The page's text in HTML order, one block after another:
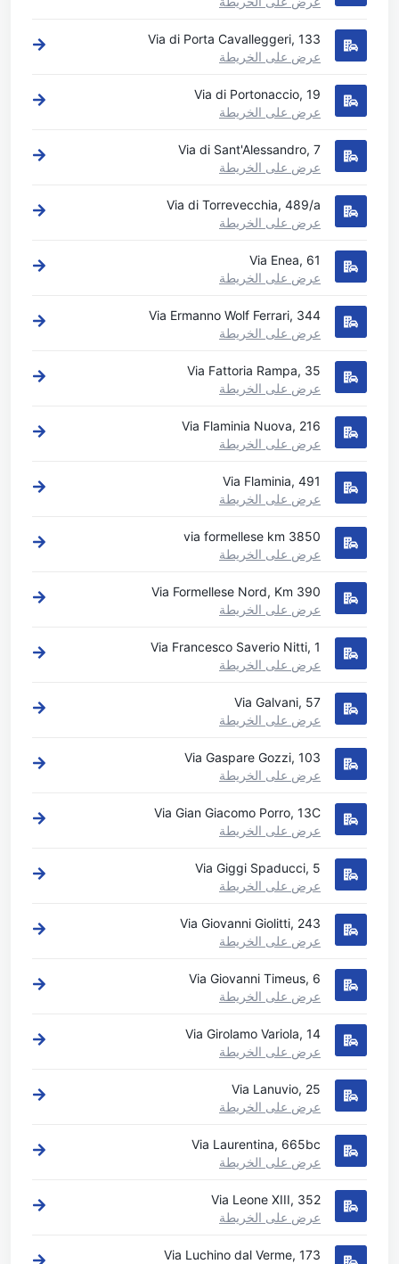
Via di Porta Cavalleggeri, 133
عرض على الخريطة
Via di Portonaccio, 19
عرض على الخريطة
Via di Sant'Alessandro, 7
عرض على الخريطة
Via di Torrevecchia, 489/a
عرض على الخريطة
Via Enea, 61
عرض على الخريطة
Via Ermanno Wolf Ferrari, 344
عرض على الخريطة
Via Fattoria Rampa, 35
عرض على الخريطة
Via Flaminia Nuova, 216
عرض على الخريطة
Via Flaminia, 491
عرض على الخريطة
via formellese km 3850
عرض على الخريطة
Via Formellese Nord, Km 390
عرض على الخريطة
Via Francesco Saverio Nitti, 1
عرض على الخريطة
Via Galvani, 57
عرض على الخريطة
Via Gaspare Gozzi, 103
عرض على الخريطة
Via Gian Giacomo Porro, 13C
عرض على الخريطة
Via Giggi Spaducci, 5
عرض على الخريطة
Via Giovanni Giolitti, 243
عرض على الخريطة
Via Giovanni Timeus, 6
عرض على الخريطة
Via Girolamo Variola, 14
عرض على الخريطة
Via Lanuvio, 25
عرض على الخريطة
Via Laurentina, 665bc
عرض على الخريطة
Via Leone XIII, 352
عرض على الخريطة
Via Luchino dal Verme, 173